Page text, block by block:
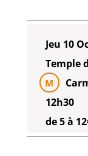
Jeu 10
Temple
M
12h30
de 5 à